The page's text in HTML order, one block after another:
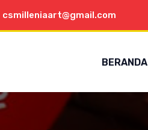
csmilleniaart@gmail.com
BERANDA